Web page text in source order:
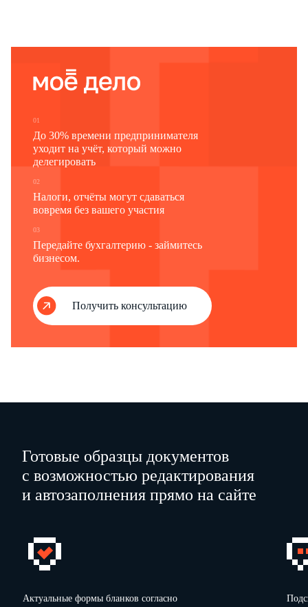
01
До 30% времени предпринимателя
уходит на учёт, который можно
делегировать
02
Налоги, отчёты могут сдаваться
вовремя без вашего участия
03
Передайте бухгалтерию - займитесь
бизнесом.
Получить консультацию
Готовые образцы документов
с возможностью редактирования
и автозаполнения прямо на сайте
Актуальные формы бланков согласно